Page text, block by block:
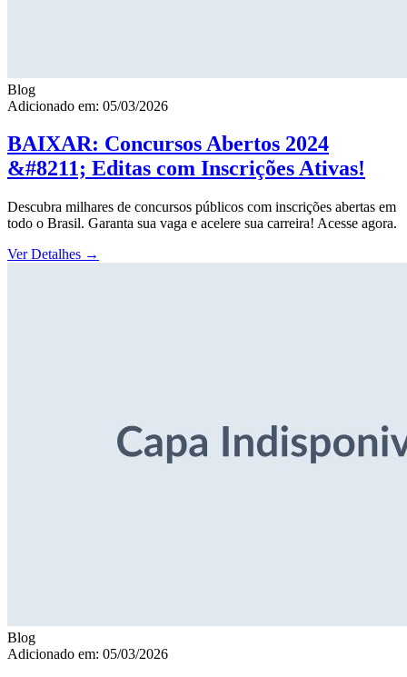
Blog
Adicionado em: 05/03/2026
BAIXAR: Concursos Abertos 2024
&#8211; Editas com Inscrições Ativas!
Descubra milhares de concursos públicos com inscrições abertas em
todo o Brasil. Garanta sua vaga e acelere sua carreira! Acesse agora.
Ver Detalhes →
Blog
Adicionado em: 05/03/2026